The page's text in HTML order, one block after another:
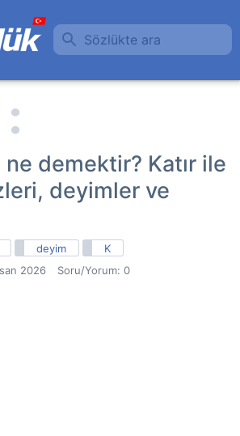
Sözlükte ara
ne demektir? Katır ile
deyimler ve
deyim
K
2026 Soru/Yorum: 0